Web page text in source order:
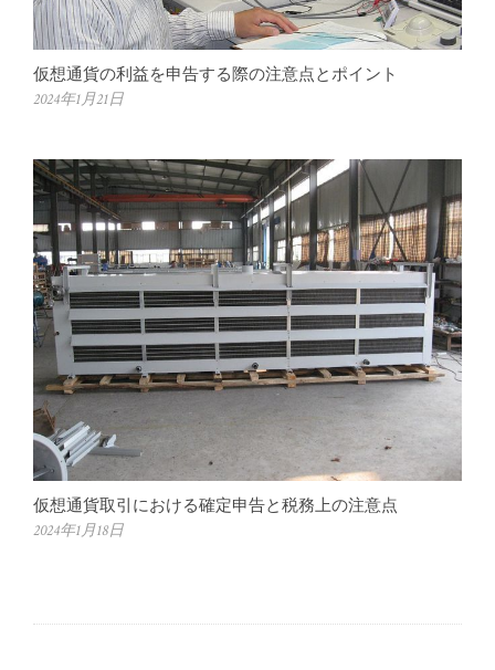
仮想通貨の利益を申告する際の注意点とポイント
2024年1月21日
仮想通貨取引における確定申告と税務上の注意点
2024年1月18日